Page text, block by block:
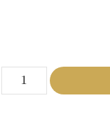
quantité
Mon